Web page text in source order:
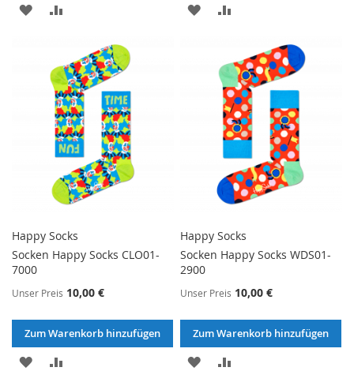
ZUR
HINZUFÜGEN
HINZUFÜGEN
ZUR
HINZUFÜGEN
HINZUFÜGEN
Happy Socks
Socken Happy Socks CLO01-
7000
Unser Preis 10,00 €
Zum Warenkorb hinzufügen
ZUR
Happy Socks
Socken Happy Socks WDS01-
2900
Unser Preis 10,00 €
Zum Warenkorb hinzufügen
ZUR